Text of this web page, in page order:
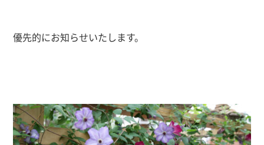
優先的にお知らせいたします。